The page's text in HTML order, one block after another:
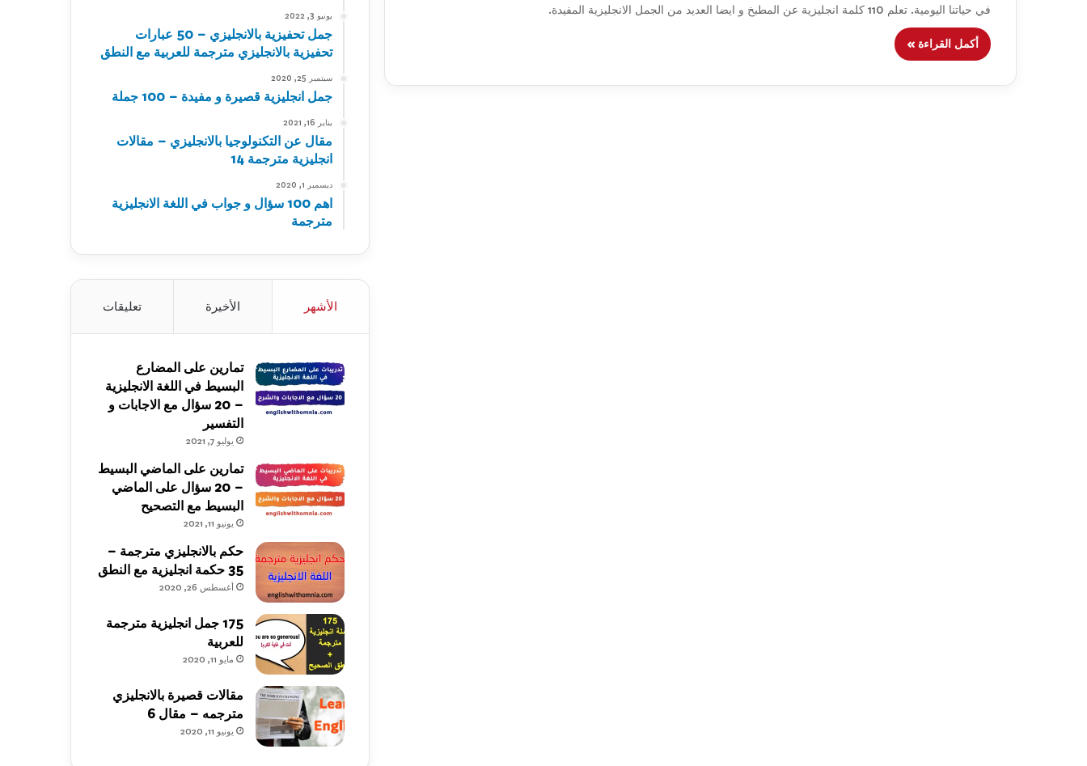
في حياتنا اليومية. تعلم 110 كلمة انجليزية عن المطبخ و ايضا العديد من الجمل الانجليزية المفيدة.
أكمل القراءة »
يونيو 3, 2022
جمل تحفيزية بالانجليزي – 50 عبارات
تحفيزية بالانجليزي مترجمة للعربية مع النطق
سبتمبر 25, 2020
جمل انجليزية قصيرة و مفيدة – 100 جملة
يناير 16, 2021
مقال عن التكنولوجيا بالانجليزي – مقالات
انجليزية مترجمة 14
ديسمبر 1, 2020
اهم 100 سؤال و جواب في اللغة الانجليزية
مترجمة
الأشهر الأخيرة تعليقات
تمارين على المضارع
البسيط في اللغة الانجليزية
– 20 سؤال مع الاجابات و
التفسير
يوليو 7, 2021
تمارين على الماضي البسيط
– 20 سؤال على الماضي
البسيط مع التصحيح
يونيو 11, 2021
حكم بالانجليزي مترجمة –
35 حكمة انجليزية مع النطق
أغسطس 26, 2020
175 جمل انجليزية مترجمة
للعربية
مايو 11, 2020
مقالات قصيرة بالانجليزي
مترجمه – مقال 6
يونيو 11, 2020